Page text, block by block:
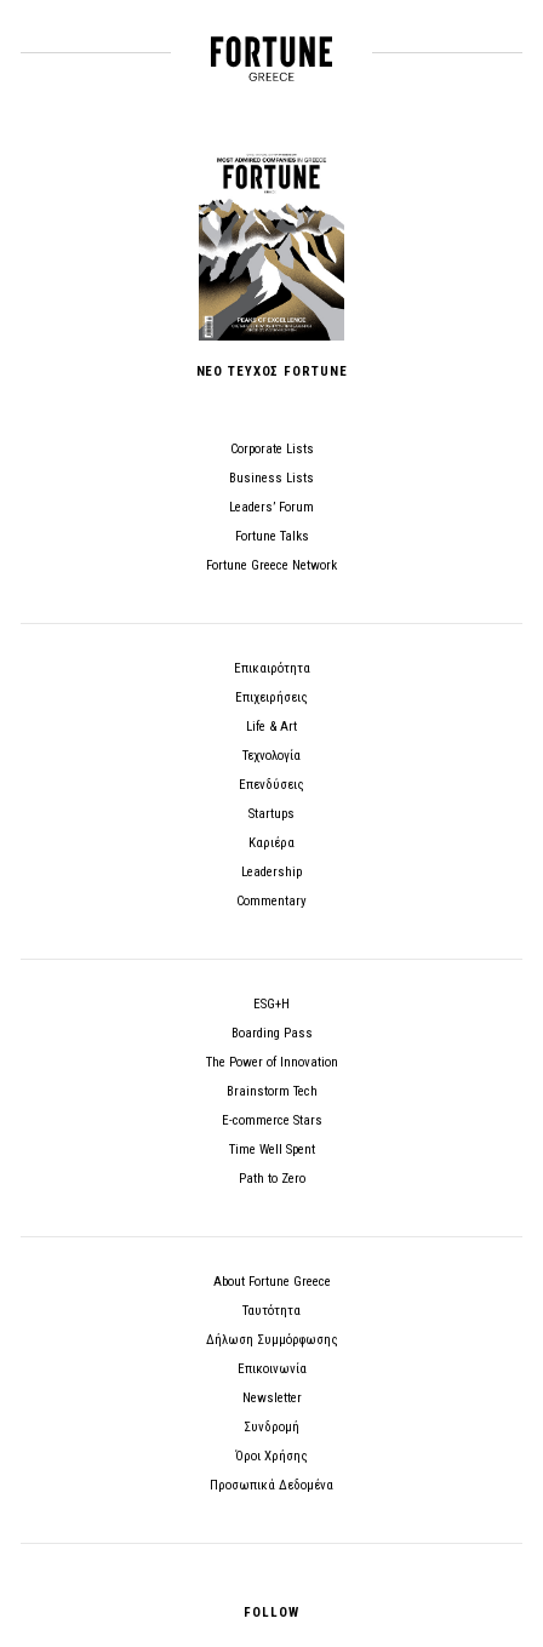
ΝΕΟ ΤΕΥΧΟΣ FORTUNE
Corporate Lists
Business Lists
Leaders’ Forum
Fortune Talks
Fortune Greece Network
Επικαιρότητα
Επιχειρήσεις
Life & Art
Τεχνολογία
Επενδύσεις
Startups
Καριέρα
Leadership
Commentary
ESG+H
Boarding Pass
The Power of Innovation
Brainstorm Tech
E-commerce Stars
Time Well Spent
Path to Zero
About Fortune Greece
Ταυτότητα
Δήλωση Συμμόρφωσης
Επικοινωνία
Newsletter
Συνδρομή
Όροι Χρήσης
Προσωπικά Δεδομένα
FOLLOW